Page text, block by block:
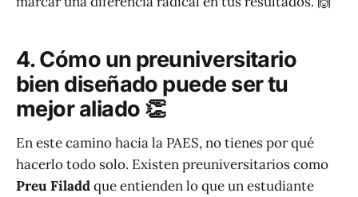
4. Cómo un preuniversitario
bien diseñado puede ser tu
mejor aliado 👏
En este camino hacia la PAES, no tienes por qué
hacerlo todo solo. Existen preuniversitarios como
Preu Filaddque entienden lo que un estudiante